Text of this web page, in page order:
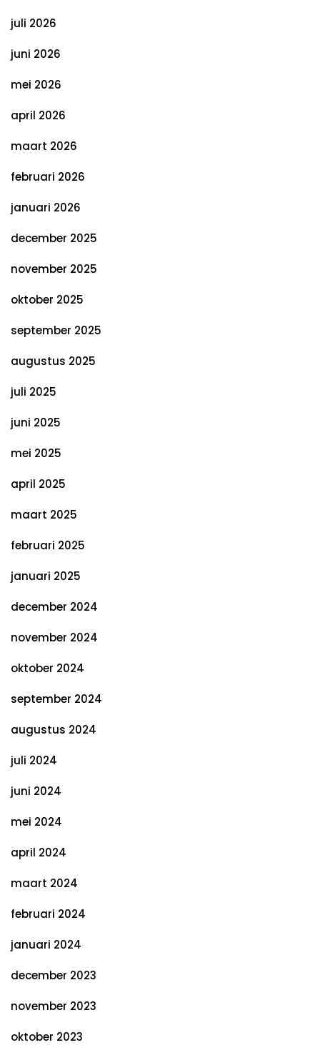
juli 2026
juni 2026
mei 2026
april 2026
maart 2026
februari 2026
januari 2026
december 2025
november 2025
oktober 2025
september 2025
augustus 2025
juli 2025
juni 2025
mei 2025
april 2025
maart 2025
februari 2025
januari 2025
december 2024
november 2024
oktober 2024
september 2024
augustus 2024
juli 2024
juni 2024
mei 2024
april 2024
maart 2024
februari 2024
januari 2024
december 2023
november 2023
oktober 2023